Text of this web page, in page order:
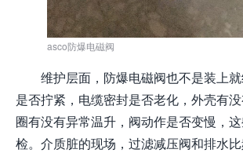
asco防爆电磁阀
维护层面，防爆电磁阀也不是装上
是否拧紧，电缆密封是否老化，外壳有
圈有没有异常温升，阀动作是否变慢，
检。介质脏的现场，过滤减压阀和排水